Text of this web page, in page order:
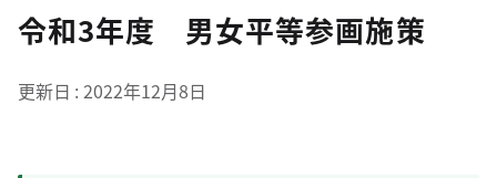
令和3年度 男女平等参画施策
更新日 2022年12月8日